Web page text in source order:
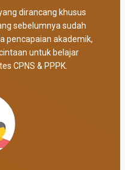
dirancang khusus
sebelumnya sudah
pencapaian akademik,
untuk belajar
CPNS & PPPK.